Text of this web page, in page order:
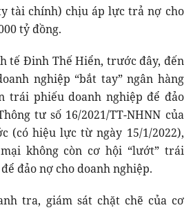
tài chính) chịu áp lực trả nợ cho
tỷ đồng.
tế Đinh Thế Hiển, trước đây, đến
nghiệp “bắt tay” ngân hàng
trái phiếu doanh nghiệp để đảo
tư số 16/2021/TT-NHNN của
(có hiệu lực từ ngày 15/1/2022),
không còn cơ hội “lướt” trái
đảo nợ cho doanh nghiệp.
tra, giám sát chặt chẽ của cơ